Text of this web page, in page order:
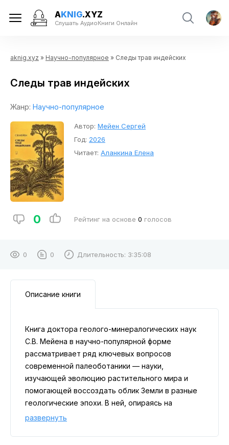
AKNIG.XYZ
Слушать АудиоКниги Онлайн
aknig.xyz » Научно-популярное » Следы трав индейских
Следы трав индейских
Жанр: Научно-популярное
Автор: Мейен Сергей
Год: 2026
Читает: Аланкина Елена
0 Рейтинг на основе 0 голосов
0 0 Длительность: 3:35:08
Описание книги
Книга доктора геолого-минералогических наук
С.В. Мейена в научно-популярной форме
рассматривает ряд ключевых вопросов
современной палеоботаники — науки,
изучающей эволюцию растительного мира и
помогающей воссоздать облик Земли в разные
геологические эпохи. В ней, опираясь на
новейшие исследования и обращаясь к
о расположении и дрейфе древних материков,
развернуть